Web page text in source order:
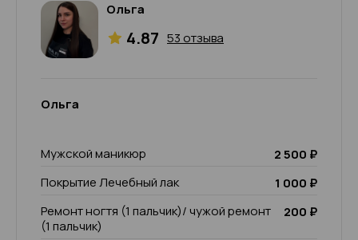
Ольга
4.87 53 отзыва
Ольга
Мужской маникюр
2 500 ₽
Покрытие Лечебный лак
1 000 ₽
Ремонт ногтя (1 пальчик)/ чужой ремонт
(1 пальчик)
200 ₽